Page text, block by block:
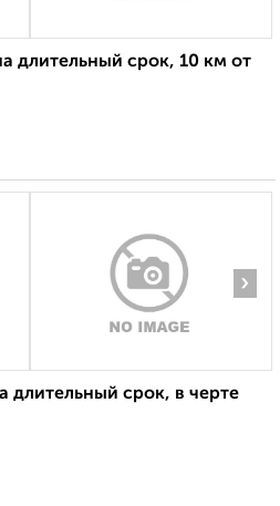
длительный срок, 10 км от
›
срок, в черте